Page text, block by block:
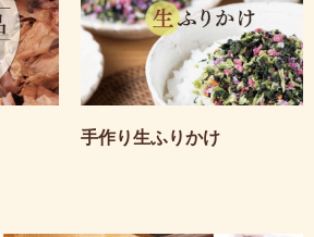
手作り生ふりかけ